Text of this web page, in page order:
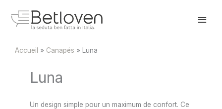
Accueil Canapés Luna
Luna
Un design simple pour un maximum de confort. Ce